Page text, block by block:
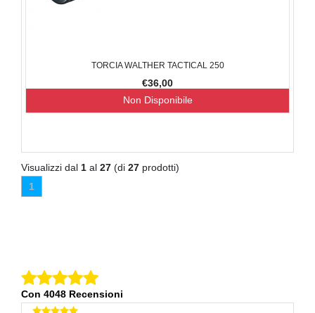
TORCIA WALTHER TACTICAL 250
€36,00
Non Disponibile
Visualizzi dal 1 al 27 (di 27 prodotti)
1
Con 4048 Recensioni